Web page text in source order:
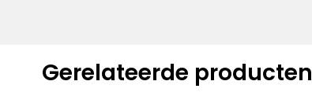
Gerelateerde producten